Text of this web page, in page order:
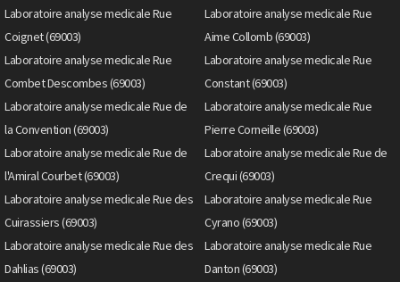
Laboratoire analyse medicale Rue
Coignet (69003)
Laboratoire analyse medicale Rue
Aime Collomb (69003)
Laboratoire analyse medicale Rue
Combet Descombes (69003)
Laboratoire analyse medicale Rue
Constant (69003)
Laboratoire analyse medicale Rue de
la Convention (69003)
Laboratoire analyse medicale Rue
Pierre Corneille (69003)
Laboratoire analyse medicale Rue de
l'Amiral Courbet (69003)
Laboratoire analyse medicale Rue de
Crequi (69003)
Laboratoire analyse medicale Rue des
Cuirassiers (69003)
Laboratoire analyse medicale Rue
Cyrano (69003)
Laboratoire analyse medicale Rue des
Dahlias (69003)
Laboratoire analyse medicale Rue
Danton (69003)